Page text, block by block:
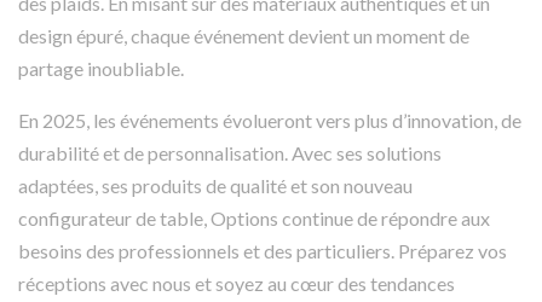
design épuré, chaque événement devient un moment de
partage inoubliable.
En 2025, les événements évolueront vers plus d’innovation, de
durabilité et de personnalisation. Avec ses solutions
adaptées, ses produits de qualité et son nouveau
configurateur de table, Options continue de répondre aux
besoins des professionnels et des particuliers. Préparez vos
réceptions avec nous et soyez au cœur des tendances